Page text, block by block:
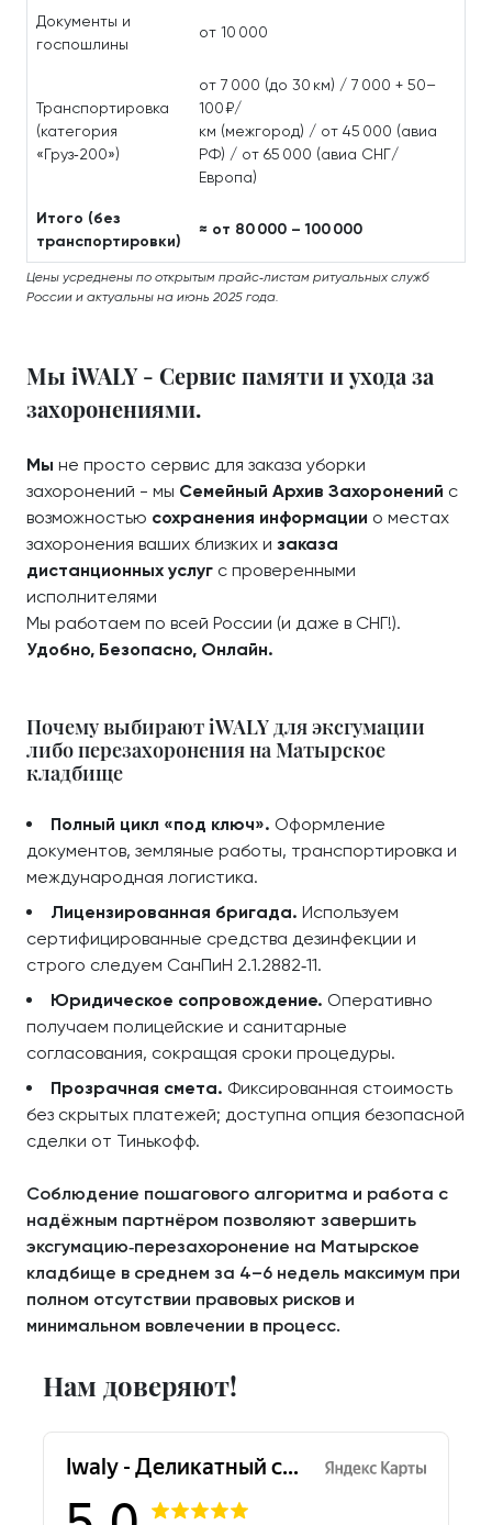
Документы и
госпошлины
от 10 000
Транспортировка
(категория
«Груз‑200»)
от 7 000 (до 30 км) / 7 000 + 50–
100 ₽/
км (межгород) / от 45 000 (авиа
РФ) / от 65 000 (авиа СНГ/
Европа)
Итого (без
транспортировки)
≈ от 80 000 – 100 000
Цены усреднены по открытым прайс‑листам ритуальных служб
России и актуальны на июнь 2025 года.
Мы iWALY - Сервис памяти и ухода за
захоронениями.
Мы не просто сервис для заказа уборки
захоронений - мы Семейный Архив Захоронений с
возможностью сохранения информации о местах
захоронения ваших близких и заказа
дистанционных услуг с проверенными
исполнителями
Мы работаем по всей России (и даже в СНГ!).
Удобно, Безопасно, Онлайн.
Почему выбирают iWALY для эксгумации
либо перезахоронения на Матырское
кладбище
Полный цикл «под ключ». Оформление
документов, земляные работы, транспортировка и
международная логистика.
Лицензированная бригада. Используем
сертифицированные средства дезинфекции и
строго следуем СанПиН 2.1.2882‑11.
Юридическое сопровождение. Оперативно
получаем полицейские и санитарные
согласования, сокращая сроки процедуры.
Прозрачная смета. Фиксированная стоимость
без скрытых платежей; доступна опция безопасной
сделки от Тинькофф.
Соблюдение пошагового алгоритма и работа с
надёжным партнёром позволяют завершить
эксгумацию‑перезахоронение на Матырское
кладбище в среднем за 4–6 недель максимум при
полном отсутствии правовых рисков и
минимальном вовлечении в процесс.
Нам доверяют!